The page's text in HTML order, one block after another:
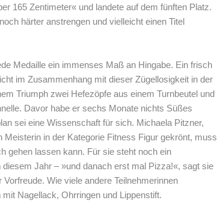
165 Zentimeter« und landete auf dem fünften Platz.
härter anstrengen und vielleicht einen Titel
Medaille ein immenses Maß an Hingabe. Ein frisch
im Zusammenhang mit dieser Zügellosigkeit in der
Triumph zwei Hefezöpfe aus einem Turnbeutel und
Davor habe er sechs Monate nichts Süßes
sei eine Wissenschaft für sich. Michaela Pitzner,
Meisterin in der Kategorie Fitness Figur gekrönt, muss
gehen lassen kann. Für sie steht noch ein
Jahr – »und danach erst mal Pizza!«, sagt sie
Wie viele andere Teilnehmerinnen
Nagellack, Ohrringen und Lippenstift.